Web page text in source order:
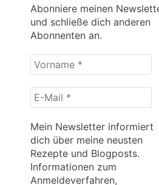
Abonniere meinen
und schließe dich anderen
Abonnenten an.
Vorname
*
E-
Mail
*
Mein Newsletter informiert
dich über meine neusten
Rezepte und Blogposts.
Informationen zum
Anmeldeverfahren,